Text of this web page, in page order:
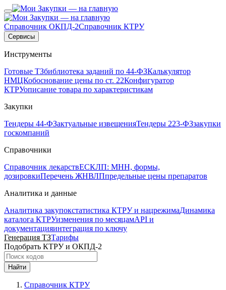
Справочник ОКПД-2Справочник КТРУ
Сервисы
Инструменты
Готовые ТЗбиблиотека заданий по 44-ФЗКалькулятор
НМЦКобоснование цены по ст. 22Конфигуратор
КТРУописание товара по характеристикам
Закупки
Тендеры 44-ФЗактуальные извещенияТендеры 223-ФЗзакупки
госкомпаний
Справочники
Справочник лекарствЕСКЛП: МНН, формы,
дозировкиПеречень ЖНВЛПпредельные цены препаратов
Аналитика и данные
Аналитика закупокстатистика КТРУ и нацрежимаДинамика
каталога КТРУизменения по месяцамAPI и
документацияинтеграция по ключу
Генерация ТЗТарифы
Подобрать КТРУ и ОКПД-2
Найти
Справочник КТРУ